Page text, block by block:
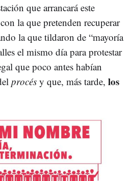
que arrancará este
la que pretenden recuperar
la que tildaron de “mayoría
el mismo día para protestar
que poco antes habían
procés y que, más tarde, los